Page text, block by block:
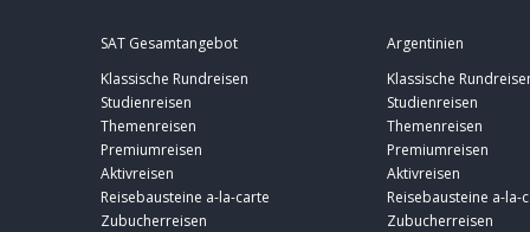
SAT Gesamtangebot
Klassische Rundreisen
Studienreisen
Themenreisen
Premiumreisen
Aktivreisen
Reisebausteine a-la-carte
Zubucherreisen
Argentinien
Klassische
Studienreisen
Themenreisen
Premiumreisen
Aktivreisen
Reisebausteine a-la-
Zubucherreisen